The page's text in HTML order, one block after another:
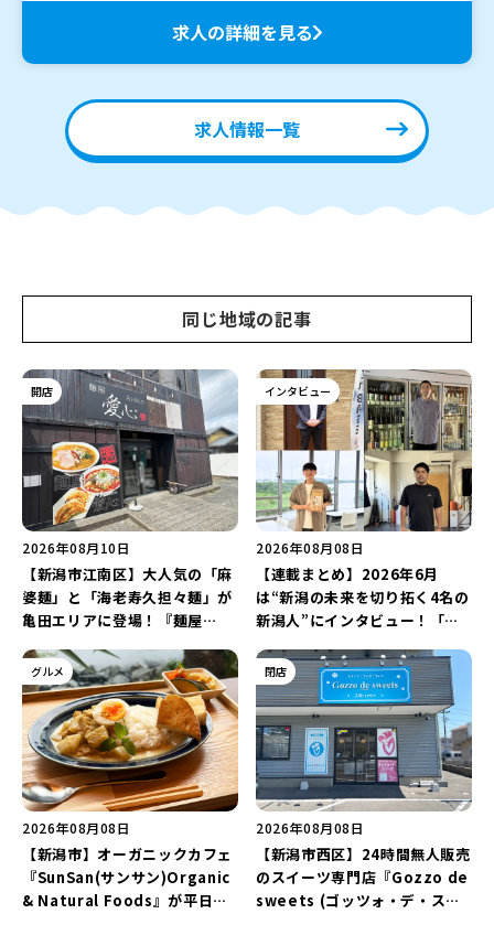
求人の詳細を見る
求人情報一覧
同じ地域の記事
開店
2026年08月10日
【新潟市江南区】大人気の「麻
婆麺」と「海老寿久担々麺」が
亀田エリアに登場！『麺屋
プン予定♪
インタビュー
2026年08月08日
【連載まとめ】2026年6月
は“新潟の未来を切り拓く4名の
新潟人”にインタビュー！「学
トグラファー」など要チェック
♪
グルメ
2026年08月08日
【新潟市】オーガニックカフェ
『SunSan(サンサン)Organic
& Natural Foods』が平日ラ
閉店
2026年08月08日
【新潟市西区】24時間無人販売
のスイーツ専門店『Gozzo de
sweets (ゴッツォ・デ・スイ